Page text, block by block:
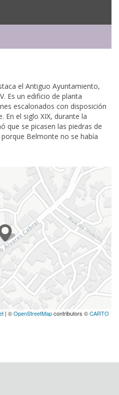
el Antiguo Ayuntamiento,
Es un edificio de planta
escalonados con disposición
el siglo XIX, durante la
que se picasen las piedras de
Belmonte no se había
| ©OpenStreetMapcontributors ©CARTO